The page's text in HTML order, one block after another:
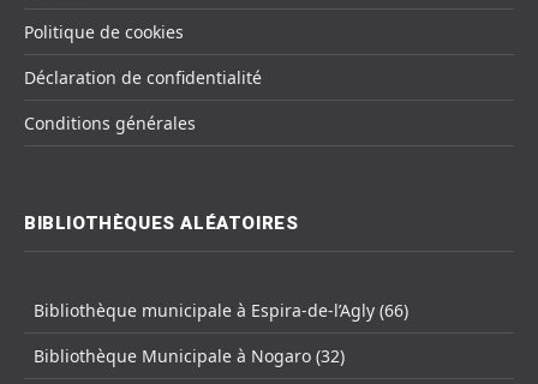
Politique de cookies
Déclaration de confidentialité
Conditions générales
BIBLIOTHÈQUES ALÉATOIRES
Bibliothèque municipale à Espira-de-l’Agly (66)
Bibliothèque Municipale à Nogaro (32)